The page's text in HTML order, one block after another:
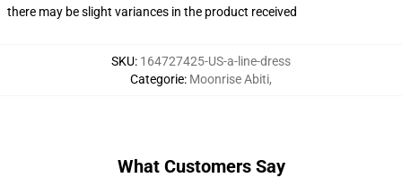
there may be slight variances in the product received
SKU: 164727425-US-a-line-dress
Categorie: Moonrise Abiti,
What Customers Say